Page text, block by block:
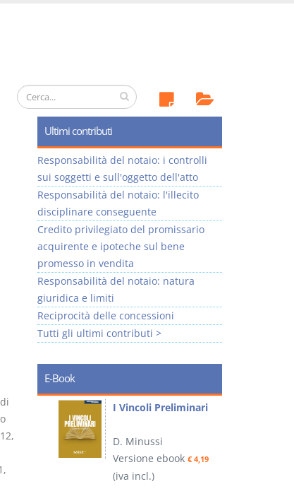
Ultimi contributi
Responsabilità del notaio: i controlli
sui soggetti e sull'oggetto dell'atto
Responsabilità del notaio: l'illecito
disciplinare conseguente
Credito privilegiato del promissario
acquirente e ipoteche sul bene
promesso in vendita
Responsabilità del notaio: natura
giuridica e limiti
Reciprocità delle concessioni
Tutti gli ultimi contributi >
E-Book
I Vincoli Preliminari
D. Minussi
Versione ebook€ 4,19
(iva incl.)